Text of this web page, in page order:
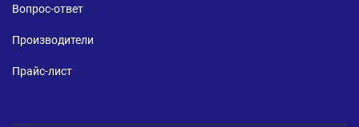
Вопрос-ответ
Производители
Прайс-лист